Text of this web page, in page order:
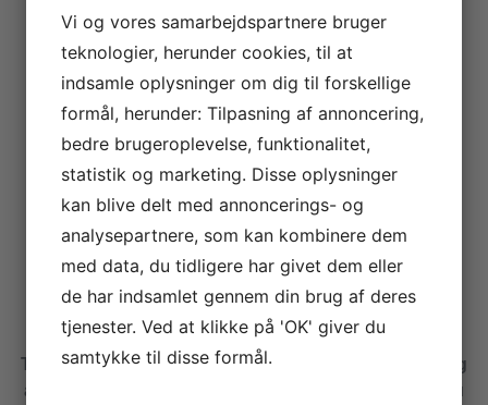
WEBBUREAU SOM GØR DIN
HJEMMESIDE
TIL EN GULDMINE
telefonen ikke ringer.
Vi er et webbureau som skaber målbare resultater
baseret på digital strategi og eksekvering. Vi er
specialister i digital markedsføring og eksperter i
udvikling af webprojekter af alle størrelser.
Typisk starter et samarbejde med en gratis gennemgang
af jeres onlinestrategi og de services vi som webbureau
Vi og vores samarbejdspartnere bruger
teknologier, herunder cookies, til at
indsamle oplysninger om dig til forskellige
formål, herunder: Tilpasning af annoncering,
bedre brugeroplevelse, funktionalitet,
statistik og marketing. Disse oplysninger
kan blive delt med annoncerings- og
analysepartnere, som kan kombinere dem
med data, du tidligere har givet dem eller
de har indsamlet gennem din brug af deres
tjenester. Ved at klikke på 'OK' giver du
samtykke til disse formål.